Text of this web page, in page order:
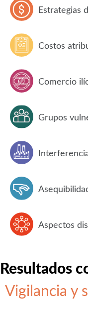
Estrategias
Costos
Comercio
Grupos
Aspectos
Resultados
Vigilancia y